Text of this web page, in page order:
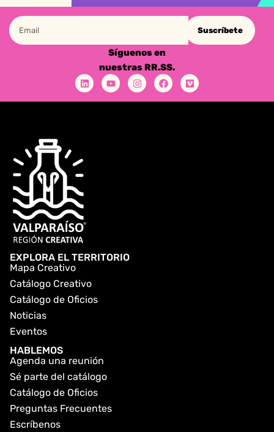
Suscríbete
Síguenos en
nuestras RR.SS.
EXPLORA EL TERRITORIO
Mapa Creativo
Catálogo Creativo
Catálogo de Oficios
Noticias
Eventos
HABLEMOS
Agenda una reunión
Sé parte del catálogo
Catálogo de Oficios
Preguntas Frecuentes
Escríbenos